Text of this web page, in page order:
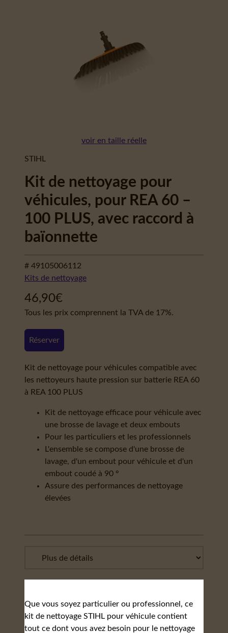
voir en taille réelle
STIHL
Kit de nettoyage pour
véhicules, pour REA 60 –
100 PLUS, avec raccord à
baïonnette
# 49105006112
Kits de nettoyage
46,90€
Tous les prix comprennent la TVA de 17%.
Réserver
Kit de nettoyage pour véhicules compatible avec
les nettoyeurs haute pression sur batterie REA 60
à REA 100 PLUS
Kit de nettoyage efficace pour véhicule avec
une brosse de lavage et deux embouts
Pour les particuliers et les professionnels
L'ensemble se compose d'une brosse de
lavage, d'un embout pour véhicule et d'un
embout coudé à 90 °
Assure des performances de nettoyage
élevées
Que vous soyez particulier ou professionnel, ce
kit de nettoyage STIHL pour véhicule contient
tout ce dont vous avez besoin pour le nettoyage